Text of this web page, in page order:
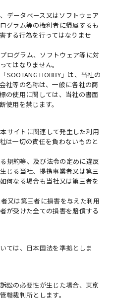
データベース又はソフトウェア
グラム等の権利者に帰属するも
する行為を行ってはなりませ
ログラム、ソフトウェア等に対
てはなりません。
SOOTANG HOBBY」は、当社の
社等の名称は、一般に各社の商
の使用に関しては、当社の書面
使用を禁じます。
サイトに関連して発生した利用
は一切の責任を負わないものと
規約等、及び法令の定めに違反
じる当社、提携事業者又は第三
何なる場合も当社又は第三者を
又は第三者に損害を与えた利用
が受けた全ての損害を賠償する
ては、日本国法を準拠としま
訟の必要性が生じた場合、東京
轄裁判所とします。